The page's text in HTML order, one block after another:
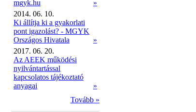
mgyk.hu
»
2014. 06. 10.
Ki állítja ki a gyakorlati
pont igazolást? - MGYK
Országos Hivatala
»
2017. 06. 20.
Az AEEK működési
nyilvántartással
kapcsolatos tájékoztató
anyagai
»
Tovább »